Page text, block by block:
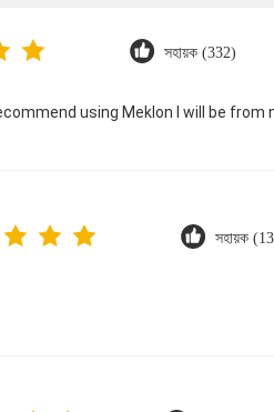
সহায়ক (332)
using Meklon I will be from
সহায়ক